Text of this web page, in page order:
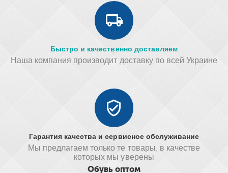
Быстро и качественно доставляем
Наша компания производит доставку по всей Украине
Гарантия качества и сервисное обслуживание
Мы предлагаем только те товары, в качестве
которых мы уверены
Обувь оптом